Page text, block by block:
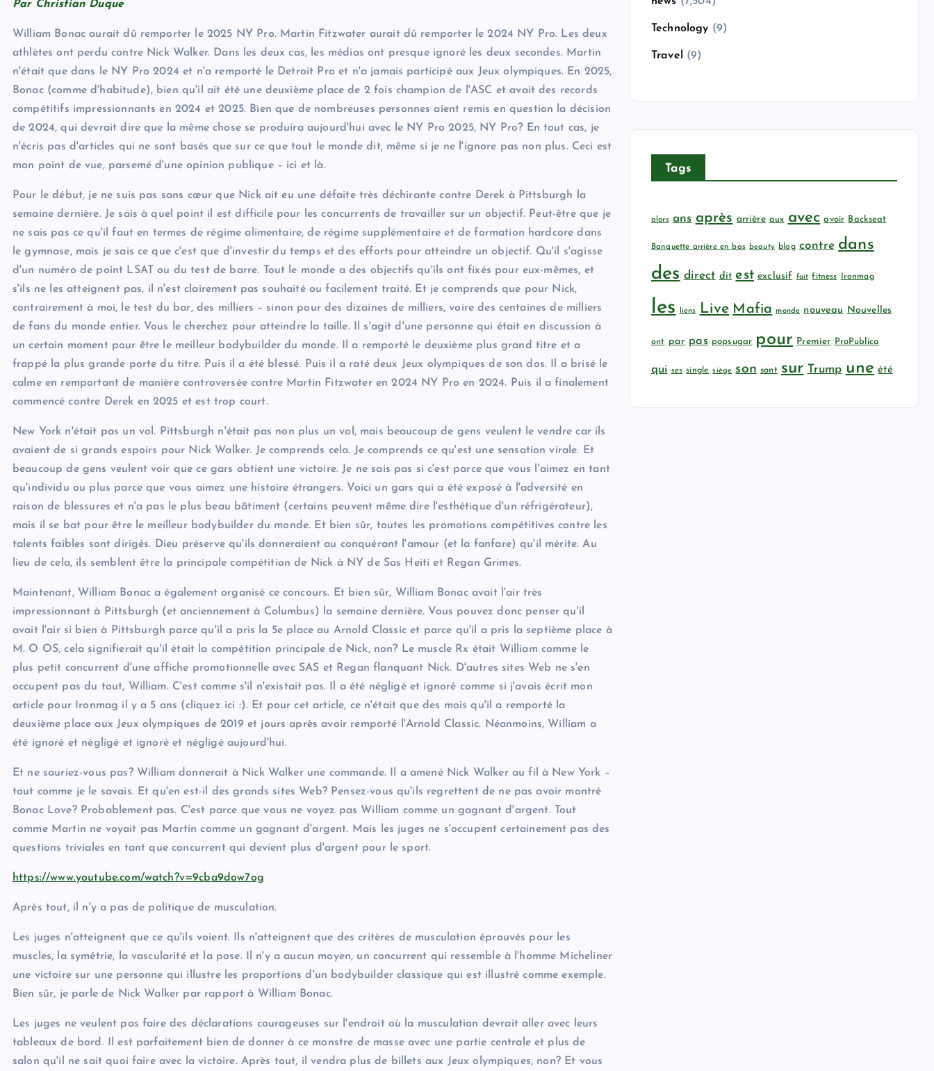
Par Christian Duque
William Bonac aurait dû remporter le 2025 NY Pro. Martin Fitzwater aurait dû remporter le 2024 NY Pro. Les deux
athlètes ont perdu contre Nick Walker. Dans les deux cas, les médias ont presque ignoré les deux secondes. Martin
n'était que dans le NY Pro 2024 et n'a remporté le Detroit Pro et n'a jamais participé aux Jeux olympiques. En 2025,
Bonac (comme d'habitude), bien qu'il ait été une deuxième place de 2 fois champion de l'ASC et avait des records
compétitifs impressionnants en 2024 et 2025. Bien que de nombreuses personnes aient remis en question la décision
de 2024, qui devrait dire que la même chose se produira aujourd'hui avec le NY Pro 2025, NY Pro? En tout cas, je
n'écris pas d'articles qui ne sont basés que sur ce que tout le monde dit, même si je ne l'ignore pas non plus. Ceci est
mon point de vue, parsemé d'une opinion publique – ici et là.
Pour le début, je ne suis pas sans cœur que Nick ait eu une défaite très déchirante contre Derek à Pittsburgh la
semaine dernière. Je sais à quel point il est difficile pour les concurrents de travailler sur un objectif. Peut-être que je
ne sais pas ce qu'il faut en termes de régime alimentaire, de régime supplémentaire et de formation hardcore dans
le gymnase, mais je sais ce que c'est que d'investir du temps et des efforts pour atteindre un objectif. Qu'il s'agisse
d'un numéro de point LSAT ou du test de barre. Tout le monde a des objectifs qu'ils ont fixés pour eux-mêmes, et
s'ils ne les atteignent pas, il n'est clairement pas souhaité ou facilement traité. Et je comprends que pour Nick,
contrairement à moi, le test du bar, des milliers – sinon pour des dizaines de milliers, voire des centaines de milliers
de fans du monde entier. Vous le cherchez pour atteindre la taille. Il s'agit d'une personne qui était en discussion à
un certain moment pour être le meilleur bodybuilder du monde. Il a remporté le deuxième plus grand titre et a
frappé la plus grande porte du titre. Puis il a été blessé. Puis il a raté deux Jeux olympiques de son dos. Il a brisé le
calme en remportant de manière controversée contre Martin Fitzwater en 2024 NY Pro en 2024. Puis il a finalement
commencé contre Derek en 2025 et est trop court.
New York n'était pas un vol. Pittsburgh n'était pas non plus un vol, mais beaucoup de gens veulent le vendre car ils
avaient de si grands espoirs pour Nick Walker. Je comprends cela. Je comprends ce qu'est une sensation virale. Et
beaucoup de gens veulent voir que ce gars obtient une victoire. Je ne sais pas si c'est parce que vous l'aimez en tant
qu'individu ou plus parce que vous aimez une histoire étrangers. Voici un gars qui a été exposé à l'adversité en
raison de blessures et n'a pas le plus beau bâtiment (certains peuvent même dire l'esthétique d'un réfrigérateur),
mais il se bat pour être le meilleur bodybuilder du monde. Et bien sûr, toutes les promotions compétitives contre les
talents faibles sont dirigés. Dieu préserve qu'ils donneraient au conquérant l'amour (et la fanfare) qu'il mérite. Au
lieu de cela, ils semblent être la principale compétition de Nick à NY de Sas Heiti et Regan Grimes.
Maintenant, William Bonac a également organisé ce concours. Et bien sûr, William Bonac avait l'air très
impressionnant à Pittsburgh (et anciennement à Columbus) la semaine dernière. Vous pouvez donc penser qu'il
avait l'air si bien à Pittsburgh parce qu'il a pris la 5e place au Arnold Classic et parce qu'il a pris la septième place à
M. O OS, cela signifierait qu'il était la compétition principale de Nick, non? Le muscle Rx était William comme le
plus petit concurrent d'une affiche promotionnelle avec SAS et Regan flanquant Nick. D'autres sites Web ne s'en
occupent pas du tout, William. C'est comme s'il n'existait pas. Il a été négligé et ignoré comme si j'avais écrit mon
article pour Ironmag il y a 5 ans (cliquez ici :). Et pour cet article, ce n'était que des mois qu'il a remporté la
deuxième place aux Jeux olympiques de 2019 et jours après avoir remporté l'Arnold Classic. Néanmoins, William a
été ignoré et négligé et ignoré et négligé aujourd'hui.
Et ne sauriez-vous pas? William donnerait à Nick Walker une commande. Il a amené Nick Walker au fil à New York –
tout comme je le savais. Et qu'en est-il des grands sites Web? Pensez-vous qu'ils regrettent de ne pas avoir montré
Bonac Love? Probablement pas. C'est parce que vous ne voyez pas William comme un gagnant d'argent. Tout
comme Martin ne voyait pas Martin comme un gagnant d'argent. Mais les juges ne s'occupent certainement pas des
questions triviales en tant que concurrent qui devient plus d'argent pour le sport.
https://www.youtube.com/watch?v=9cba9dow7og
Après tout, il n'y a pas de politique de musculation.
Les juges n'atteignent que ce qu'ils voient. Ils n'atteignent que des critères de musculation éprouvés pour les
muscles, la symétrie, la vascularité et la pose. Il n'y a aucun moyen, un concurrent qui ressemble à l'homme Micheliner
une victoire sur une personne qui illustre les proportions d'un bodybuilder classique qui est illustré comme exemple.
Bien sûr, je parle de Nick Walker par rapport à William Bonac.
Les juges ne veulent pas faire des déclarations courageuses sur l'endroit où la musculation devrait aller avec leurs
tableaux de bord. Il est parfaitement bien de donner à ce monstre de masse avec une partie centrale et plus de
salon qu'il ne sait quoi faire avec la victoire. Après tout, il vendra plus de billets aux Jeux olympiques, non? Et vous
Technology (9)
Travel (9)
Tags
alors ans après arrière aux avec avoir Backseat
Banquette arrière en bas beauty blog contre dans
des direct dit est exclusif fait fitness Ironmag
les liens Live Mafia monde nouveau Nouvelles
ont par pas popsugar pour Premier ProPublica
qui ses single siège son sont sur Trump une été